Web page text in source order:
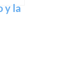
y la